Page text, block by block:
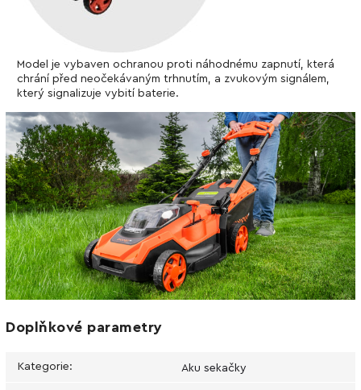
Model je vybaven ochranou proti náhodnému zapnutí, která
chrání před neočekávaným trhnutím, a zvukovým signálem,
který signalizuje vybití baterie.
Doplňkové parametry
Kategorie: Aku sekačky